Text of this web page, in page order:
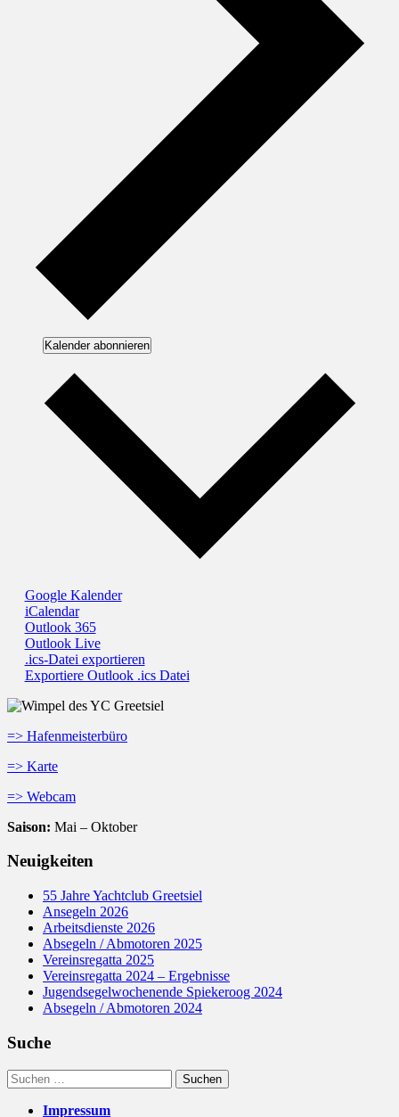
Kalender abonnieren
Google Kalender
iCalendar
Outlook 365
Outlook Live
.ics-Datei exportieren
Exportiere Outlook .ics Datei
=> Hafenmeisterbüro
=> Karte
=> Webcam
Saison: Mai – Oktober
Neuigkeiten
55 Jahre Yachtclub Greetsiel
Ansegeln 2026
Arbeitsdienste 2026
Absegeln / Abmotoren 2025
Vereinsregatta 2025
Vereinsregatta 2024 – Ergebnisse
Jugendsegelwochenende Spiekeroog 2024
Absegeln / Abmotoren 2024
Suche
Suchen
nach:
Impressum